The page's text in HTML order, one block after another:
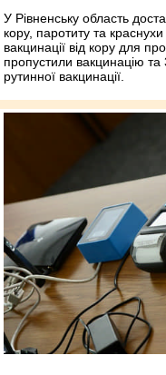
У Рівненську область
кору, паротиту та
вакцинації від кору для
пропустили вакцинацію
рутинної вакцинації.